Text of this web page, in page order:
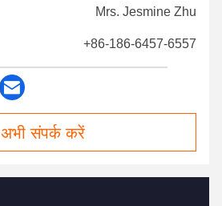
Mrs. Jesmine Zhu
+86-186-6457-6557
अभी संपर्क करें